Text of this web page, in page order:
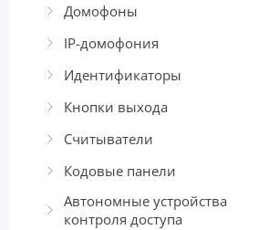
Домофоны
IP-домофония
Идентификаторы
Кнопки выхода
Считыватели
Кодовые панели
Автономные устройства
контроля доступа